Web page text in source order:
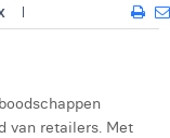
van retailers. Met